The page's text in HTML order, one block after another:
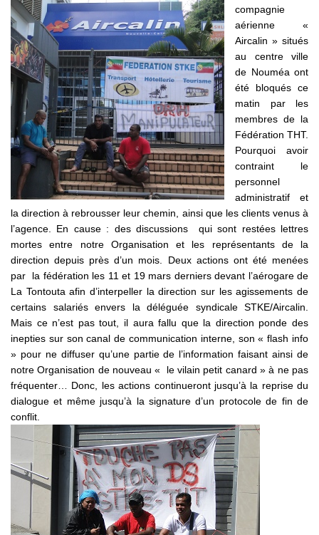
compagnie
aérienne «
Aircalin » situés
au centre ville
de Nouméa ont
été bloqués ce
matin par les
membres de la
Fédération THT.
Pourquoi avoir
contraint le
personnel
administratif et
la direction à rebrousser leur chemin, ainsi que les clients venus à
l’agence. En cause : des discussions qui sont restées lettres
mortes entre notre Organisation et les représentants de la
direction depuis près d’un mois. Deux actions ont été menées
par la fédération les 11 et 19 mars derniers devant l’aérogare de
La Tontouta afin d’interpeller la direction sur les agissements de
certains salariés envers la déléguée syndicale STKE/Aircalin.
Mais ce n’est pas tout, il aura fallu que la direction ponde des
inepties sur son canal de communication interne, son « flash info
» pour ne diffuser qu’une partie de l’information faisant ainsi de
notre Organisation de nouveau « le vilain petit canard » à ne pas
fréquenter… Donc, les actions continueront jusqu’à la reprise du
dialogue et même jusqu’à la signature d’un protocole de fin de
conflit.